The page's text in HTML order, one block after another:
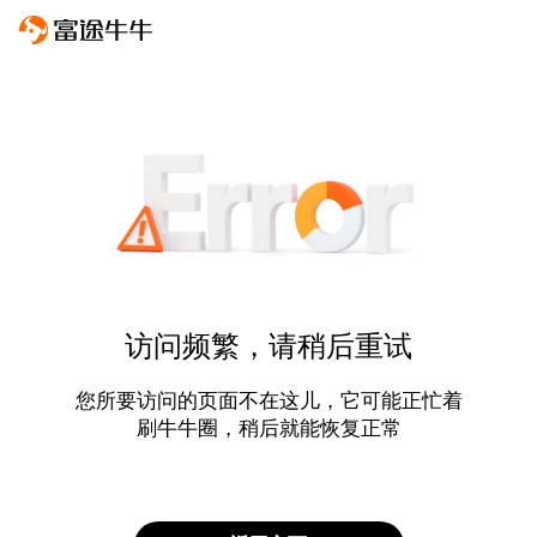
访问频繁，请稍后重试
您所要访问的页面不在这儿，它可能正忙着
刷牛牛圈，稍后就能恢复正常